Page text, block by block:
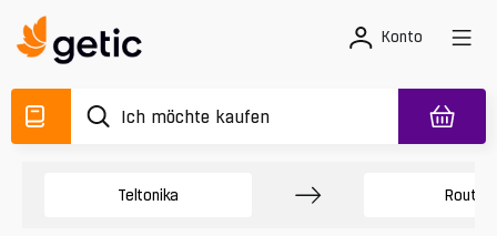
Konto
Teltonika Router